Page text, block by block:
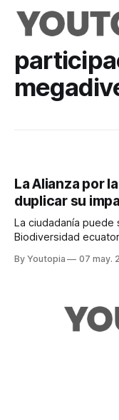
La Alianza por
duplicar su
La ciudadanía
Biodiversidad
By Youtopia 07 may.